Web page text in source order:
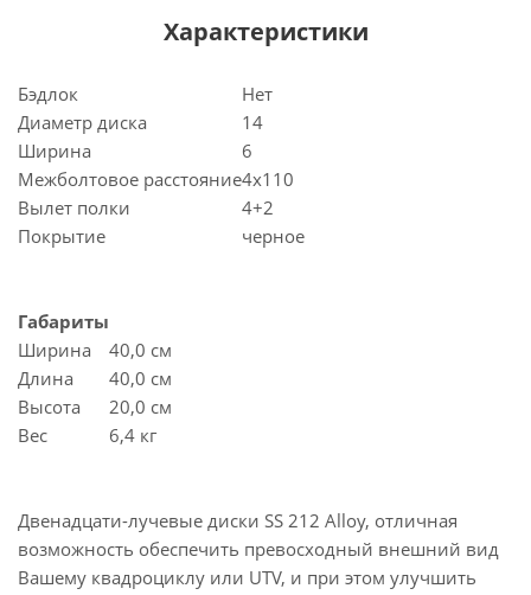
Характеристики
Бэдлок
Нет
Диаметр диска
14
Ширина
6
Межболтовое расстояние4x110
Вылет полки
4+2
Покрытие
черное
Габариты
Ширина
40,0 см
Длина
40,0 см
Высота
20,0 см
Вес
6,4 кг
Двенадцати-лучевые диски SS 212 Alloy, отличная
возможность обеспечить превосходный внешний вид
Вашему квадроциклу или UTV, и при этом улучшить